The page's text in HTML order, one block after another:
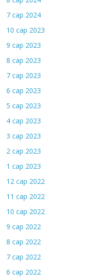
7 сар 2024
10 сар 2023
9 сар 2023
8 сар 2023
7 сар 2023
6 сар 2023
5 сар 2023
4 сар 2023
3 сар 2023
2 сар 2023
1 сар 2023
12 сар 2022
11 сар 2022
10 сар 2022
9 сар 2022
8 сар 2022
7 сар 2022
6 сар 2022